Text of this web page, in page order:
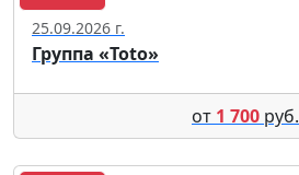
25.09.2026 г.
Группа «Toto»
от 1 700 руб.